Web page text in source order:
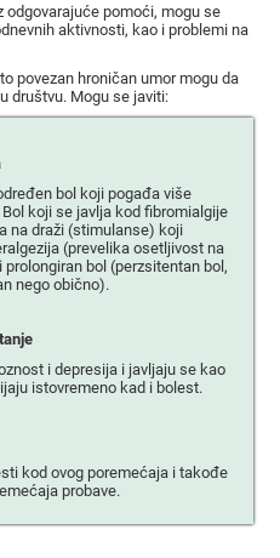
odgovarajuće pomoći, mogu se
aktivnosti, kao i problemi na
povezan hroničan umor mogu da
društvu. Mogu se javiti:
bol koji pogađa više
koji se javlja kod fibromialgije
na draži (stimulanse) koji
(prevelika osetljivost na
bol (perzsitentan bol,
nego obično).
i depresija i javljaju se kao
istovremeno kad i bolest.
kod ovog poremećaja i takođe
probave.